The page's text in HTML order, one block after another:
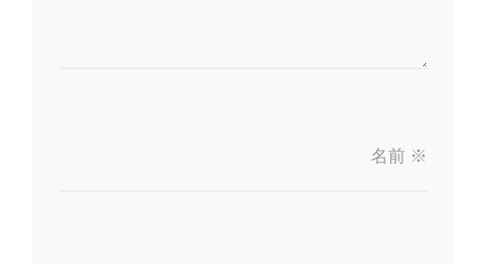
名前 ※